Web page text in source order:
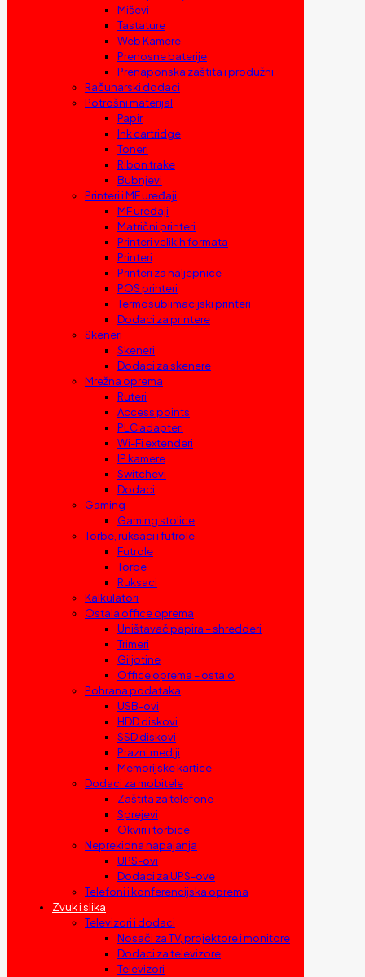
Miševi
Tastature
Web Kamere
Prenosne baterije
Prenaponska zaštita i produžni
Računarski dodaci
Potrošni materijal
Papir
Ink cartridge
Toneri
Ribon trake
Bubnjevi
Printeri i MF uređaji
MF uređaji
Matrični printeri
Printeri velikih formata
Printeri
Printeri za naljepnice
POS printeri
Termosublimacijski printeri
Dodaci za printere
Skeneri
Skeneri
Dodaci za skenere
Mrežna oprema
Ruteri
Access points
PLC adapteri
Wi-Fi extenderi
IP kamere
Switchevi
Dodaci
Gaming
Gaming stolice
Torbe, ruksaci i futrole
Futrole
Torbe
Ruksaci
Kalkulatori
Ostala office oprema
Uništavač papira – shredderi
Trimeri
Giljotine
Office oprema – ostalo
Pohrana podataka
USB-ovi
HDD diskovi
SSD diskovi
Prazni mediji
Memorijske kartice
Dodaci za mobitele
Zaštita za telefone
Sprejevi
Okviri i torbice
Neprekidna napajanja
UPS-ovi
Dodaci za UPS-ove
Telefoni i konferencijska oprema
Zvuk i slika
Televizori i dodaci
Nosači za TV, projektore i monitore
Dodaci za televizore
Televizori